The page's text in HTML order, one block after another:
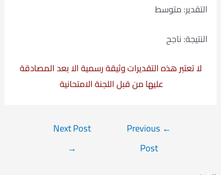
التقدير: متوسط
النتيجة: ناجح
لا تعتبر هذه التقديرات وثيقة رسمية الا بعد المصادقة
عليها من قبل اللجنة الامتحانية
←
Previous
Post
Next Post
→